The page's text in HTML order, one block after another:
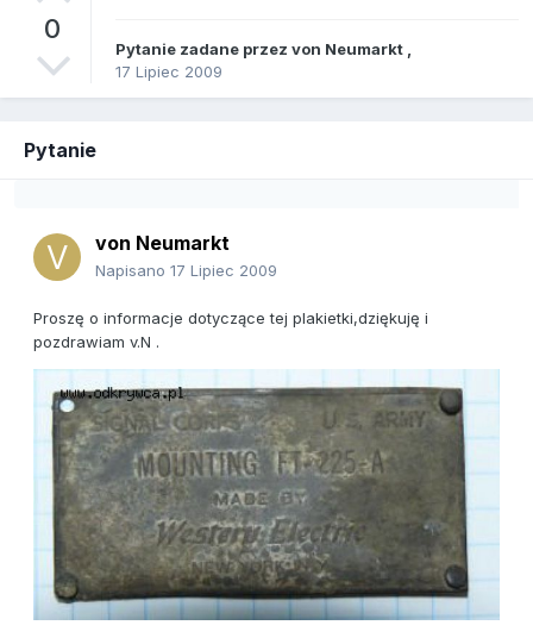
0
Pytanie zadane przez von Neumarkt
17 Lipiec 2009
Pytanie
von Neumarkt
Napisano 17 Lipiec 2009
Proszę o informacje dotyczące tej plakietki,dziękuję i
pozdrawiam v.N .